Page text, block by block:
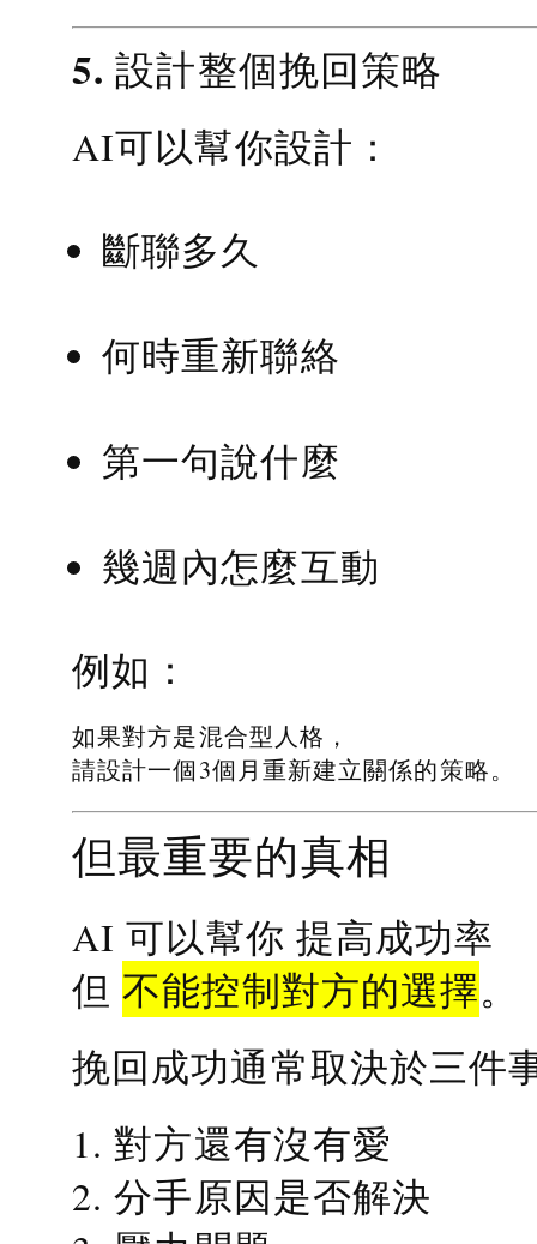
5. 設計整個挽回策略
AI可以幫你設計：
斷聯多久
何時重新聯絡
第一句說什麼
幾週內怎麼互動
例如：
如果對方是混合型人格，
請設計一個3個月重新建立關係的策略。
但最重要的真相
AI 可以幫你 提高成功率
但不能控制對方的選擇。
挽回成功通常取決於三件
1. 對方還有沒有愛
2. 分手原因是否解決